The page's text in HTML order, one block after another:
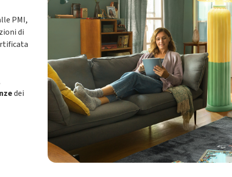
PMI,
di
dei